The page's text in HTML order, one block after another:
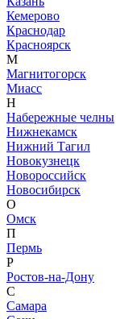
Кемерово
Краснодар
Красноярск
М
Магнитогорск
Миасс
Н
Набережные челны
Нижнекамск
Нижний Тагил
Новокузнецк
Новороссийск
Новосибирск
О
Омск
П
Пермь
Р
Ростов-на-Дону
С
Самара